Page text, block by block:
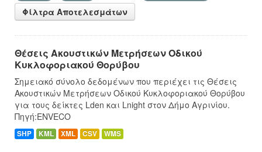
Φίλτρα Αποτελεσμάτων
Θέσεις Ακουστικών Μετρήσεων Οδικού
Κυκλοφοριακού Θορύβου
Σημειακό σύνολο δεδομένων που περιέχει τις Θέσεις
Ακουστικών Μετρήσεων Οδικού Κυκλοφοριακού Θορύβου
για τους δείκτες Lden και Lnight στον Δήμο Αγρινίου.
Πηγή:ENVECO
SHP KML XML CSV WMS